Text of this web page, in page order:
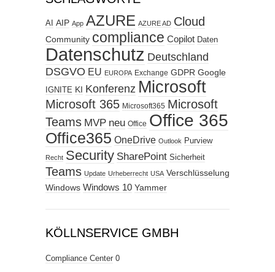
AI AIP App AZURE AZURE AD Cloud
Community compliance Copilot Daten
Datenschutz Deutschland
DSGVO EU EUROPA Exchange GDPR Google
IGNITE KI Konferenz Microsoft
Microsoft 365 Microsoft365 Microsoft
Teams MVP neu Office Office 365
Office365 OneDrive Outlook Purview
Recht Security SharePoint Sicherheit
Teams Update Urheberrecht USA Verschlüsselung
Windows Windows 10 Yammer
KÖLLNSERVICE GMBH
Compliance Center 0